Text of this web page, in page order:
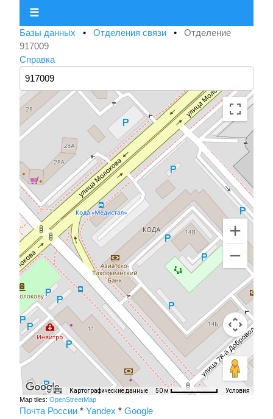
☰
Базы данных • Отделения связи • Отделение
917009
Справка
Картографические данные 50 м Условия
Map tiles: OpenStreetMap
Почта России * Yandex * Google